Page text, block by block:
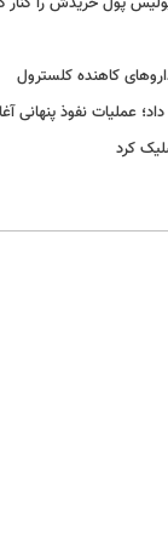
کاهنده کلسترول
عملیات نفوذ پنهانی